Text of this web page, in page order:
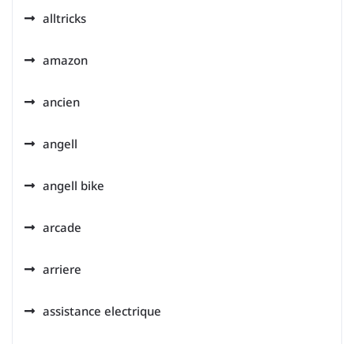
alltricks
amazon
ancien
angell
angell bike
arcade
arriere
assistance electrique